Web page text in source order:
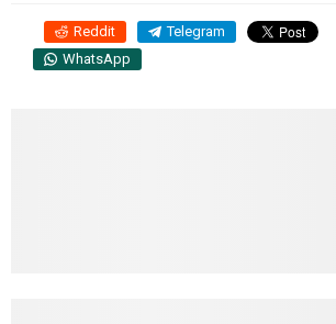
Reddit Telegram
WhatsApp